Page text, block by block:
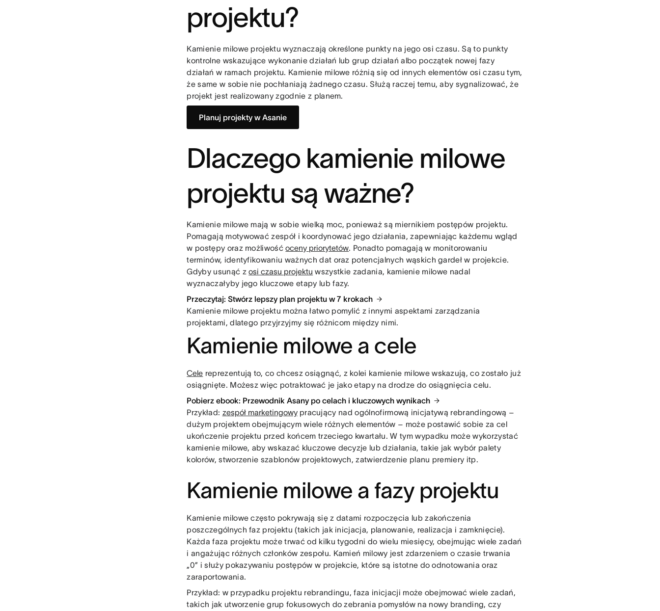
projektu?
Kamienie milowe projektu wyznaczają określone punkty na jego osi czasu. Są to punkty
kontrolne wskazujące wykonanie działań lub grup działań albo początek nowej fazy
działań w ramach projektu. Kamienie milowe różnią się od innych elementów osi czasu tym,
że same w sobie nie pochłaniają żadnego czasu. Służą raczej temu, aby sygnalizować, że
projekt jest realizowany zgodnie z planem.
Planuj projekty w Asanie
Dlaczego kamienie milowe
projektu są ważne?
Kamienie milowe mają w sobie wielką moc, ponieważ są miernikiem postępów projektu.
Pomagają motywować zespół i koordynować jego działania, zapewniając każdemu wgląd
w postępy oraz możliwośćoceny priorytetów. Ponadto pomagają w monitorowaniu
terminów, identyfikowaniu ważnych dat oraz potencjalnych wąskich gardeł w projekcie.
Gdyby usunąć zosi czasu projektu wszystkie zadania, kamienie milowe nadal
wyznaczałyby jego kluczowe etapy lub fazy.
Przeczytaj: Stwórz lepszy plan projektu w 7 krokach
Kamienie milowe projektu można łatwo pomylić z innymi aspektami zarządzania
projektami, dlatego przyjrzyjmy się różnicom między nimi.
Kamienie milowe a cele
Cele reprezentują to, co chcesz osiągnąć, z kolei kamienie milowe wskazują, co zostało już
osiągnięte. Możesz więc potraktować je jako etapy na drodze do osiągnięcia celu.
Pobierz ebook: Przewodnik Asany po celach i kluczowych wynikach
Przykład: zespół marketingowypracujący nad ogólnofirmową inicjatywą rebrandingową –
dużym projektem obejmującym wiele różnych elementów – może postawić sobie za cel
ukończenie projektu przed końcem trzeciego kwartału. W tym wypadku może wykorzystać
kamienie milowe, aby wskazać kluczowe decyzje lub działania, takie jak wybór palety
kolorów, stworzenie szablonów projektowych, zatwierdzenie planu premiery itp.
Kamienie milowe a fazy projektu
Kamienie milowe często pokrywają się z datami rozpoczęcia lub zakończenia
poszczególnych faz projektu (takich jak inicjacja, planowanie, realizacja i zamknięcie).
Każda faza projektu może trwać od kilku tygodni do wielu miesięcy, obejmując wiele zadań
i angażując różnych członków zespołu. Kamień milowy jest zdarzeniem o czasie trwania
„0” i służy pokazywaniu postępów w projekcie, które są istotne do odnotowania oraz
zaraportowania.
Przykład: w przypadku projektu rebrandingu, faza inicjacji może obejmować wiele zadań,
takich jak utworzenie grup fokusowych do zebrania pomysłów na nowy branding, czy